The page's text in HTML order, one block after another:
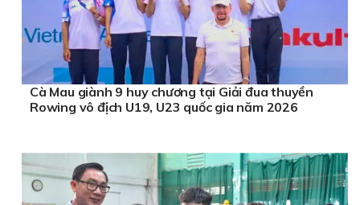
Cà Mau giành 9 huy chương tại Giải đua thuyền
Rowing vô địch U19, U23 quốc gia năm 2026